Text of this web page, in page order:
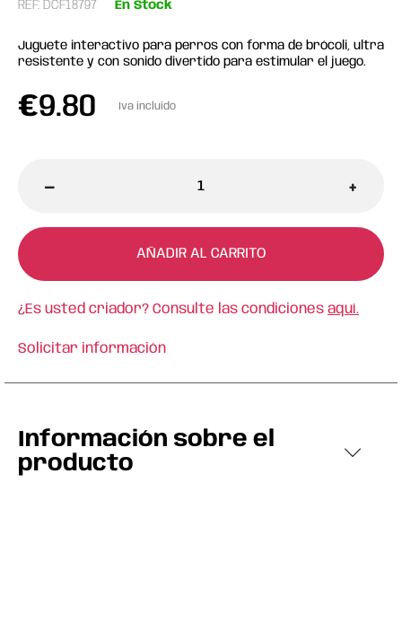
REF: DCF18797 En Stock
Juguete interactivo para perros con forma de brócoli, ultra
resistente y con sonido divertido para estimular el juego.
€9.80 Iva incluido
- +
AÑADIR AL CARRITO
¿Es usted criador? Consulte las condiciones aquí.
Solicitar información
Información sobre el
producto